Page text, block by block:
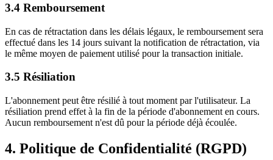
3.4 Remboursement
En cas de rétractation dans les délais légaux, le remboursement sera
effectué dans les 14 jours suivant la notification de rétractation, via
le même moyen de paiement utilisé pour la transaction initiale.
3.5 Résiliation
L'abonnement peut être résilié à tout moment par l'utilisateur. La
résiliation prend effet à la fin de la période d'abonnement en cours.
Aucun remboursement n'est dû pour la période déjà écoulée.
4. Politique de Confidentialité (RGPD)